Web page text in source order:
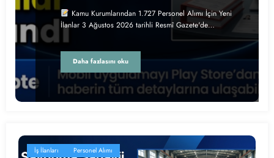
Kamu Kurumlarından 1.727 Personel Alımı İçin Yeni
İlanlar 3 Ağustos 2026 tarihli Resmî Gazete'de…
Daha fazlasını oku
İş İlanları Personel Alımı